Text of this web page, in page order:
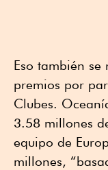
Eso también
premios por
Clubes.
3.58 millones
equipo de
millones,